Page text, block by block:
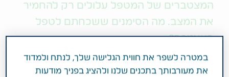
המצטברים של המטפל עלולים רק להחמיר
את המצב. מה הסימנים ששכחתם לטפל
בעצמכם?
גם אם הצלחתם לארגן מחדש סדר יום יציב, חזרתם
במטרה לשפר את חווית הגלישה שלך, לנתח ולמדוד
את מעורבותך בתכנים שלנו ולהציג בפניך מודעות